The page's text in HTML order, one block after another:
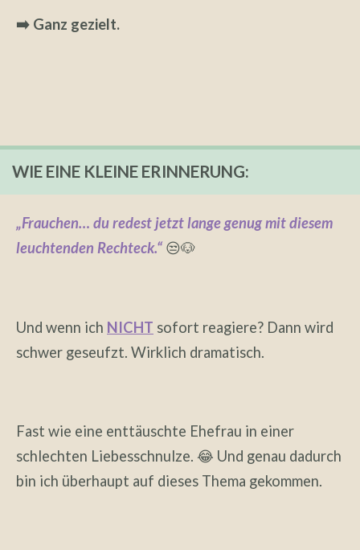
➡️ Ganz gezielt.
WIE EINE KLEINE ERINNERUNG:
„Frauchen… du redest jetzt lange genug mit diesem
leuchtenden Rechteck.“ 😒🐶
Und wenn ich NICHT sofort reagiere? Dann wird
schwer geseufzt. Wirklich dramatisch.
Fast wie eine enttäuschte Ehefrau in einer
schlechten Liebesschnulze. 😂 Und genau dadurch
bin ich überhaupt auf dieses Thema gekommen.